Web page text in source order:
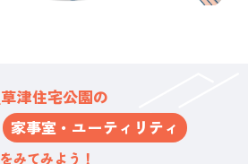
草津住宅公園の
家事室・ユーティリティ
をみてみよう！